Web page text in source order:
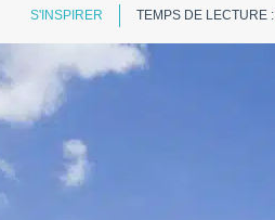
S'INSPIRER TEMPS DE LECTURE :